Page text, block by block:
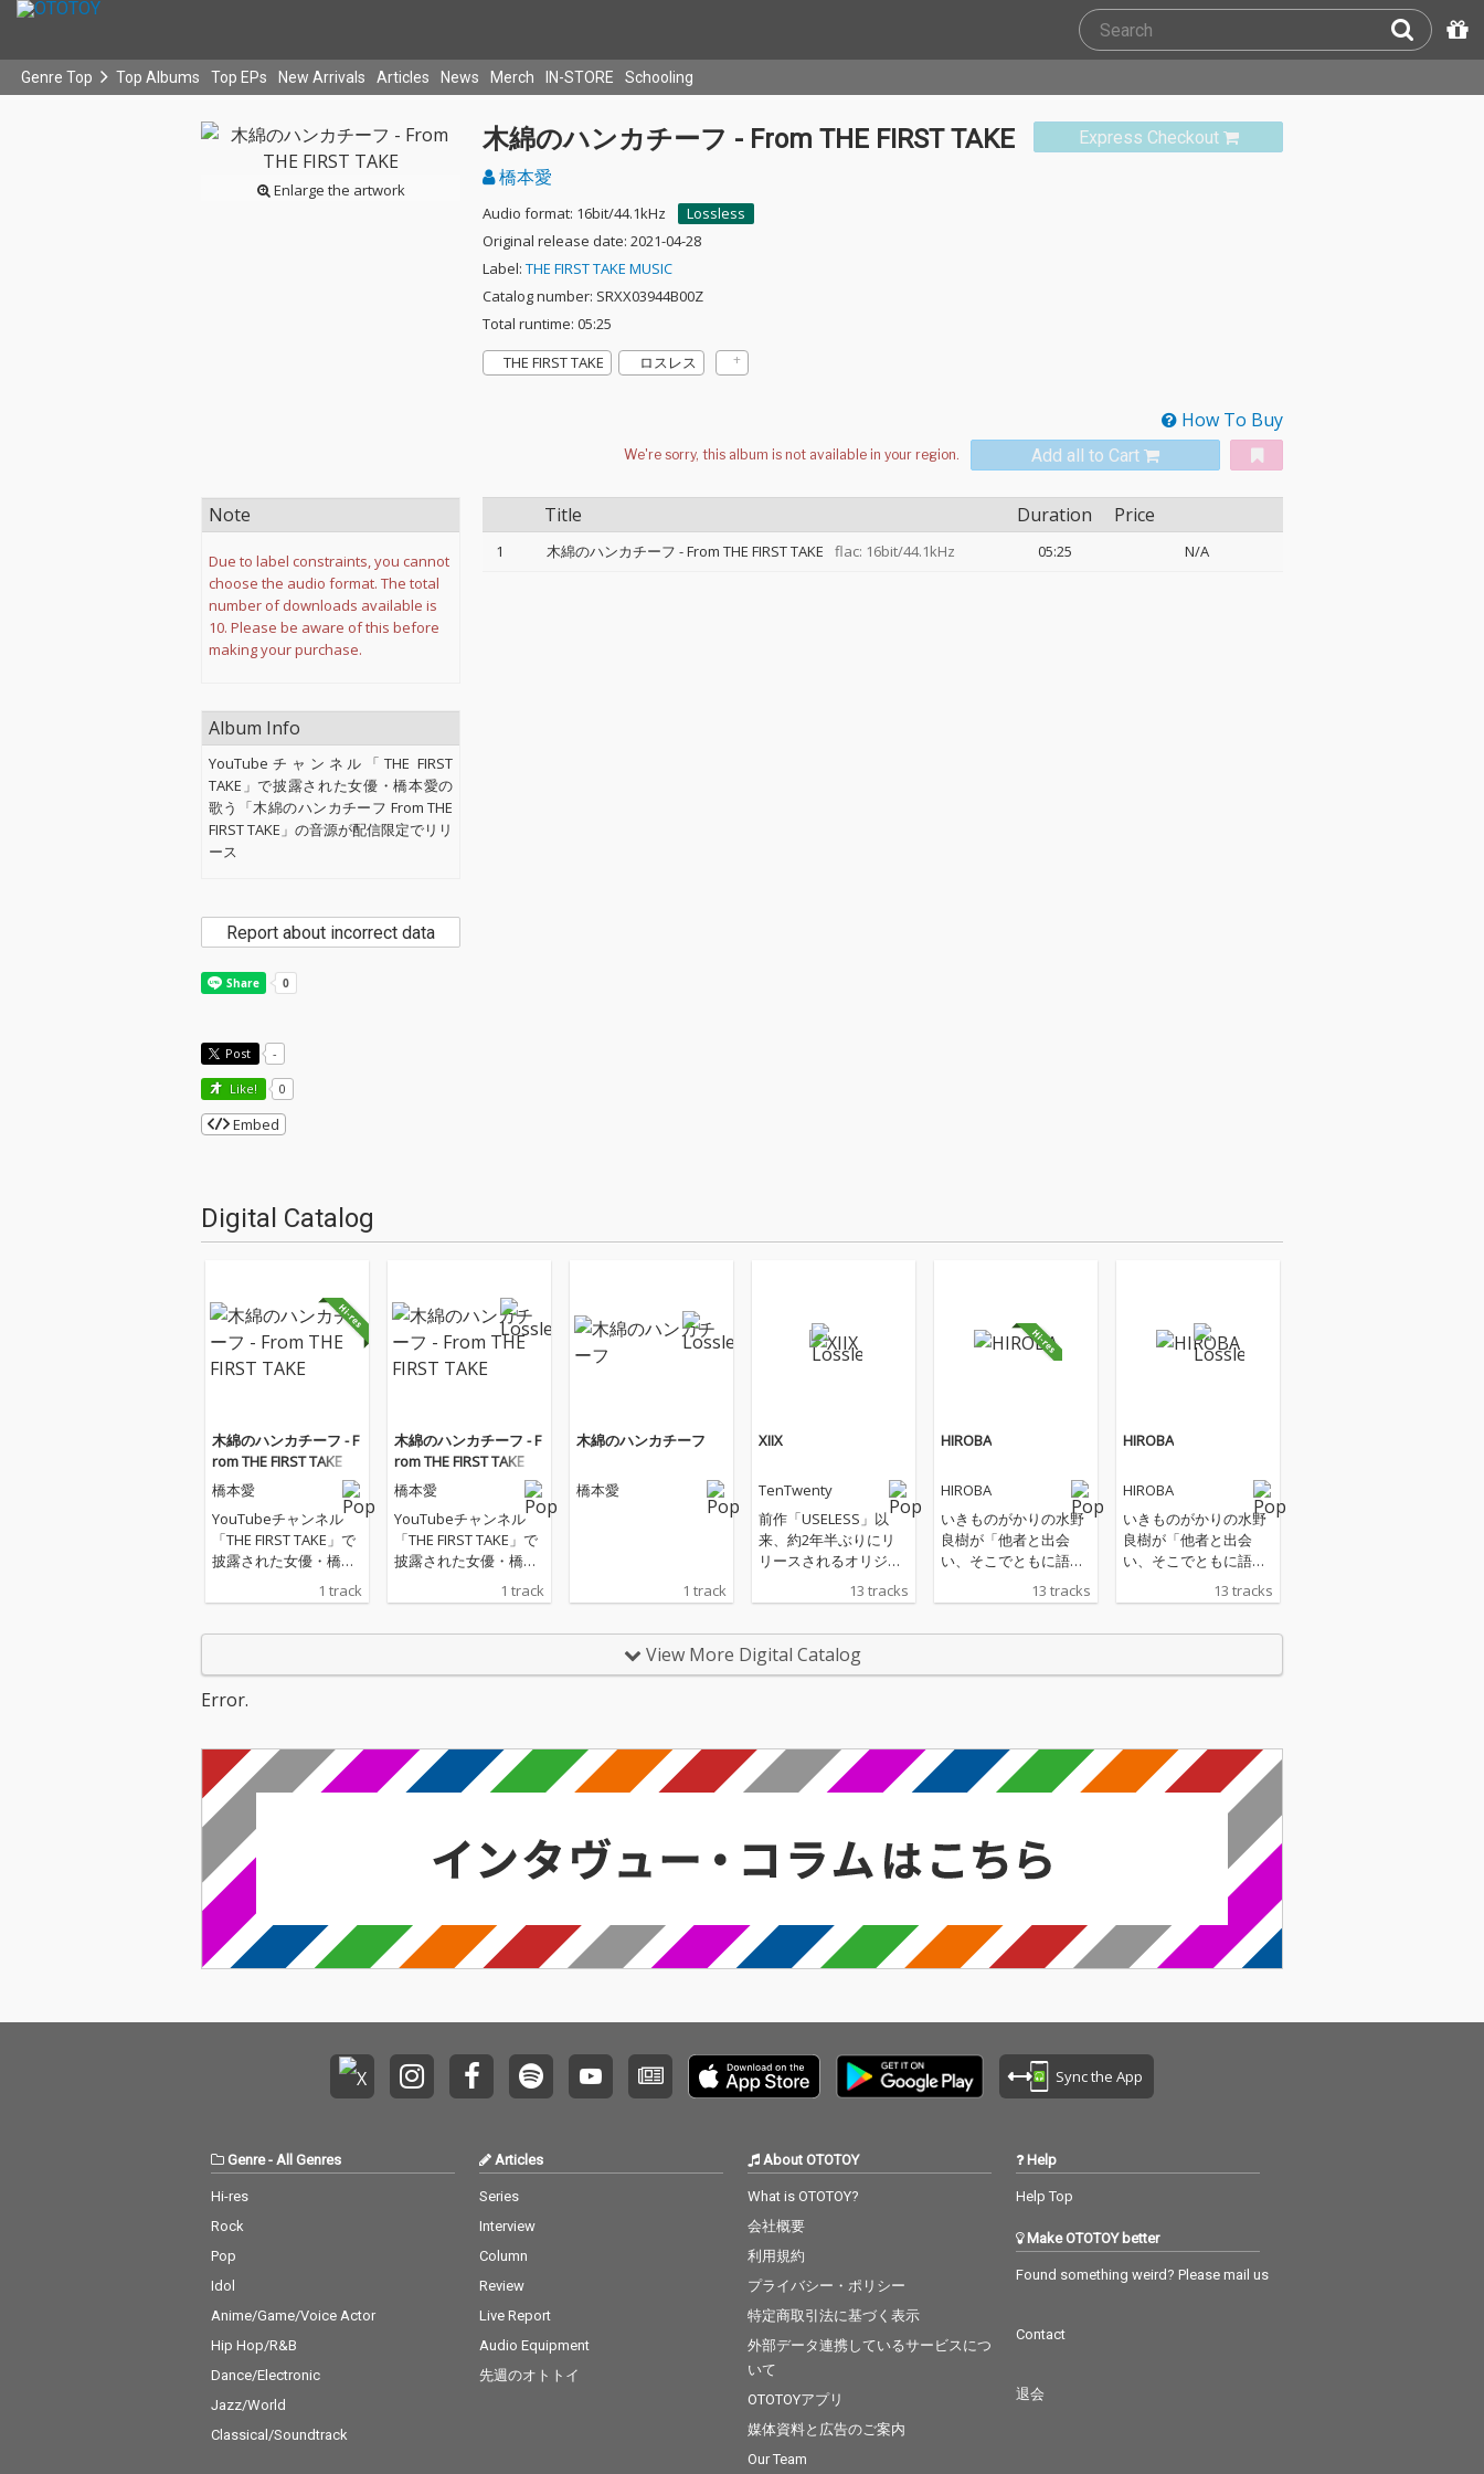
Genre Top Top Albums Top EPs New Arrivals Articles News Merch IN-STORE Schooling
Enlarge the artwork
Express Checkout
木綿のハンカチーフ - From THE FIRST TAKE
橋本愛
Audio format: 16bit/44.1kHz
Lossless
Original release date: 2021-04-28
Label: THE FIRST TAKE MUSIC
Catalog number: SRXX03944B00Z
Total runtime: 05:25
THE FIRST TAKE
ロスレス
How To Buy
Add all to Cart
Title Duration Price
1 木綿のハンカチーフ - From THE FIRST TAKE flac: 16bit/44.1kHz 05:25 N/A
Note
Due to label constraints, you cannot
choose the audio format. The total
number of downloads available is
10. Please be aware of this before
making your purchase.
Album Info
YouTubeチャンネル「THE FIRST
TAKE」で披露された女優・橋本愛の
歌う「木綿のハンカチーフ From THE
FIRST TAKE」の音源が配信限定でリリ
ース
Report about incorrect data
Post -
Like! 0
Embed
Digital Catalog
木綿のハンカチーフ - F
rom THE FIRST TAKE
橋本愛
YouTubeチャンネル
「THE FIRST TAKE」で
披露された女優・橋本
カチーフ From THE FIR
1 track
木綿のハンカチーフ - F
rom THE FIRST TAKE
橋本愛
YouTubeチャンネル
「THE FIRST TAKE」で
披露された女優・橋本
カチーフ From THE FIR
1 track
木綿のハンカチーフ
橋本愛
1 track
XIIX
TenTwenty
前作「USELESS」以
来、約2年半ぶりにリ
リースされるオリジナ
シ」「まばたきの途中
ー feat. SKY-HI＆谷中
敦（東京スカパラダイ
澤崇仁が歌詞を共作し
た「魔法の鏡」、YouT
ubeで公開されている
録！
13 tracks
HIROBA
HIROBA
いきものがかりの水野
良樹が「他者と出会
い、そこでともに語ら
い、ともにつくり、と
もに考えることができ
作品として、初のセル
フタイトルフルアルバ
ムを発売。初期に発表
リング楽曲の「I」や、
高橋優氏との楽曲「僕
に発表の「OTOGIBAN
ASHI」に収録の5曲、
れ」と、これまでの HI
13 tracks
HIROBA
HIROBA
いきものがかりの水野
良樹が「他者と出会
い、そこでともに語ら
い、ともにつくり、と
もに考えることができ
作品として、初のセル
フタイトルフルアルバ
ムを発売。初期に発表
された小田和正氏との
「YOU」とそのカップ
リング楽曲の「I」や、
高橋優氏との楽曲「僕
は君を問わない」
「凪」に加え、2021 年
に発表の「OTOGIBAN
ASHI」に収録の5曲、
れ」と、これまでの HI
録。 (
13 tracks
View More Digital Catalog
Error.
Sync the App
Genre- All Genres
Hi-res
Rock
Pop
Idol
Anime/Game/Voice Actor
Hip Hop/R&B
Dance/Electronic
Jazz/World
Classical/Soundtrack
Articles
Series
Interview
Column
Review
Live Report
Audio Equipment
先週のオトトイ
About OTOTOY
What is OTOTOY?
会社概要
利用規約
プライバシー・ポリシー
特定商取引法に基づく表示
外部データ連携しているサービスにつ
いて
OTOTOYアプリ
媒体資料と広告のご案内
Our Team
Help
Help Top
Make OTOTOY better
Found something weird? Please mail us
Contact
退会